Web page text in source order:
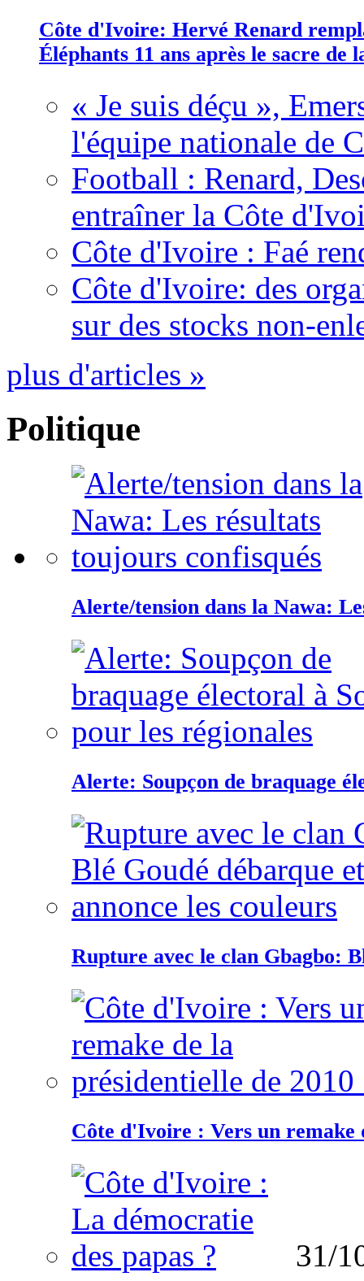
Côte d'Ivoire: Hervé Renard
Éléphants 11 ans après le sacre de
« Je suis déçu »,
l'équipe nationale de
Football : Renard,
entraîner la Côte
Côte d'Ivoire : Faé
Côte d'Ivoire: des
sur des stocks non-
plus d'articles »
Politique
Alerte/tension dans la Nawa:
Alerte: Soupçon de braquage
Rupture avec le clan Gbagbo:
Côte d'Ivoire : Vers un remake
31/